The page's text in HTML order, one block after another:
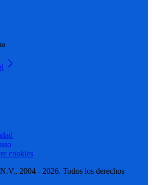
cookies
2004 - 2026. Todos los derechos